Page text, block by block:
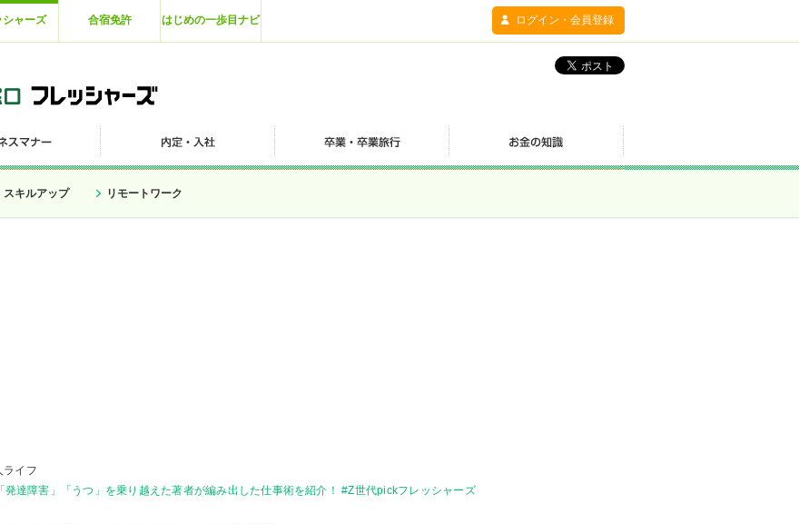
シャーズ 合宿免許 はじめの一歩目ナビ ログイン・会員登録
スキルアップ リモートワーク
ライフ
達障害」「うつ」を乗り越えた著者が編み出した仕事術を紹介！ #Z世代pickフレッシャーズ